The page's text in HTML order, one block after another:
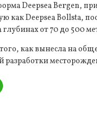
Deepsea Bergen,
Deepsea Bollsta,
от 70 до 500
как вынесла на
разработки